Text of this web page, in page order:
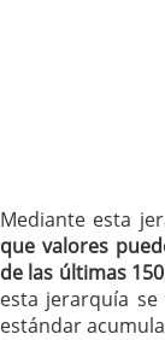
Mediante esta
que valores
de las últimas
esta jerarquía se
estándar